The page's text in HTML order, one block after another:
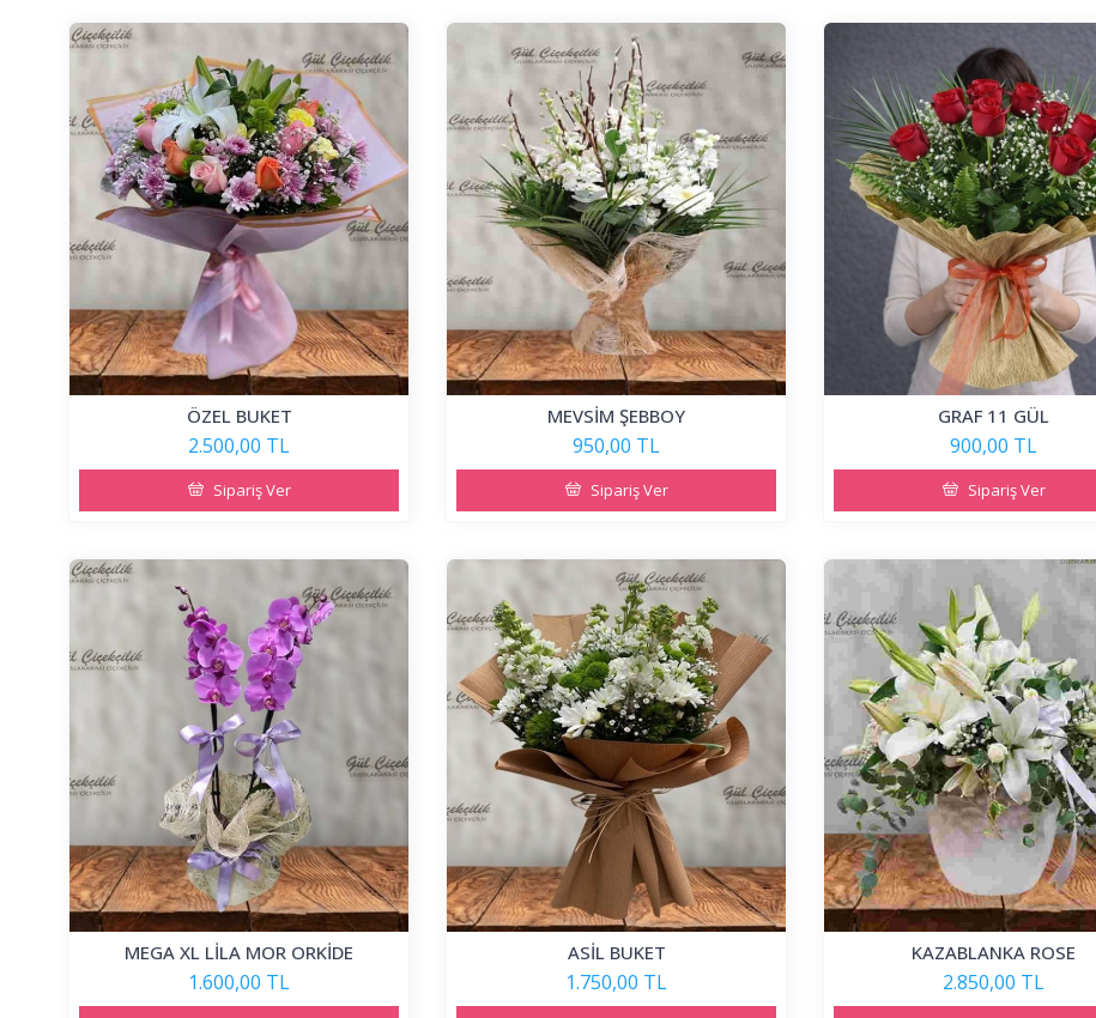
ÖZEL BUKET
2.500,00 TL
Sipariş Ver
MEVSİM ŞEBBOY
950,00 TL
Sipariş Ver
GRAF 11 GÜL
900,00 TL
Sipariş Ver
MEGA XL LİLA MOR ORKİDE
1.600,00 TL
ASİL BUKET
1.750,00 TL
KAZABLANKA ROSE
2.850,00 TL